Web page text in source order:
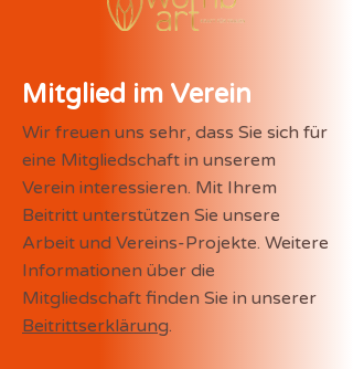
Mitglied im Verein
Wir freuen uns sehr, dass Sie sich für
eine Mitgliedschaft in unserem
Verein interessieren. Mit Ihrem
Beitritt unterstützen Sie unsere
Arbeit und Vereins-Projekte. Weitere
Informationen über die
Mitgliedschaft finden Sie in unserer
Beitrittserklärung.